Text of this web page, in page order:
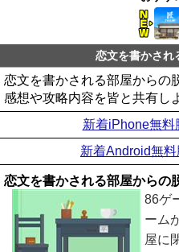
恋文を書かされ
恋文を書かされる部屋からの
感想や攻略内容を皆と共有し
新着iPhone無料
新着Android無
恋文を書かされる部屋からの
86ゲ
ーム
屋に